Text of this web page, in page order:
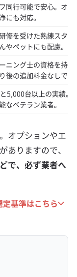
を増やしま
道路事情が
につながる
末の渋滞を避
庭も多く、室
因になりま
室内でエアコ
ンホースから
なるケースも
同行可能で安心。オ
にも対応。
修を受けた熟練スタッ
やペットにも配慮。
ニング士の資格を持
後の追加料金なしで安
5,000台以上の実績。
なベテラン業者。
オプションやエ
ありますので、
で、必ず業者へ
定基準はこちら